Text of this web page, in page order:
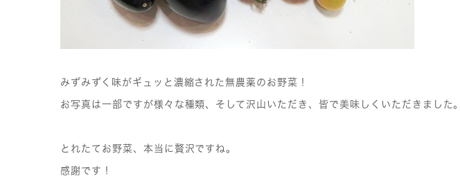
みずみずく味がギュッと濃縮された無農薬のお野菜！
お写真は一部ですが様々な種類、そして沢山いただき、皆で美味しくいただきました。
とれたてお野菜、本当に贅沢ですね。
感謝です！